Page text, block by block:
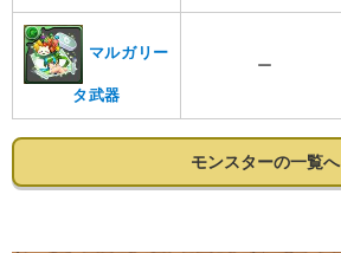
マルガリー
タ武器
ー
モンスターの一覧へ